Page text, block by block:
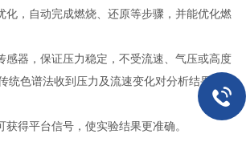
化，自动完成燃烧、还原等步骤，并能优化燃
感器，保证压力稳定，不受流速、气压或高度
统色谱法收到压力及流速变化对分析结果产生
获得平台信号，使实验结果更准确。